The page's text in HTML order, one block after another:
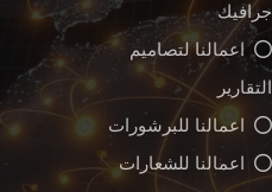
جرافيك
اعمالنا لتصاميم
التقارير
اعمالنا للبرشورات
اعمالنا للشعارات